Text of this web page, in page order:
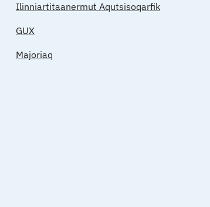
Ilinniartitaanermut Aqutsisoqarfik
GUX
Majoriaq